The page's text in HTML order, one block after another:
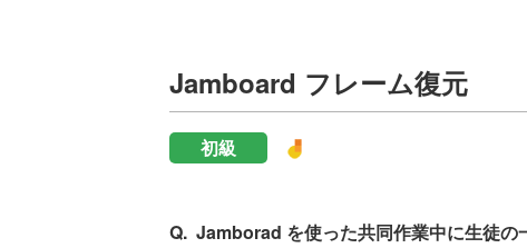
Jamboard フレーム復元
初級
Jamborad を使った共同作業中に生徒の